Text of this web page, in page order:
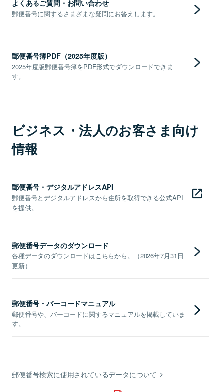
よくあるご質問・お問い合わせ
郵便番号に関するさまざまな疑問にお答えします。
郵便番号簿PDF（2025年度版）
2025年度版郵便番号簿をPDF形式でダウンロードできま
す。
ビジネス・法人のお客さま向け
情報
郵便番号・デジタルアドレスAPI
郵便番号とデジタルアドレスから住所を取得できる公式API
を提供。
郵便番号データのダウンロード
各種データのダウンロードはこちらから。（2026年7月31日
更新）
郵便番号・バーコードマニュアル
郵便番号や、バーコードに関するマニュアルを掲載していま
す。
郵便番号検索に使用されているデータについて